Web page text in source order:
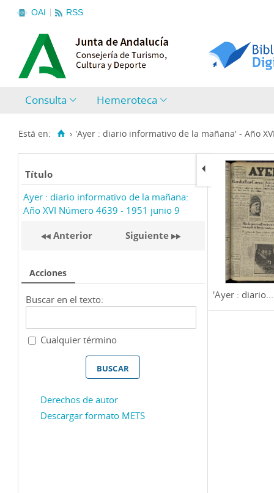
OAI RSS
Consulta Hemeroteca
Está en: › 'Ayer : diario informativo de la mañana' - Año
Título
Ayer : diario informativo de la mañana:
Año XVI Número 4639 - 1951 junio 9
Anterior Siguiente
Acciones
Buscar en el texto:
Cualquier término
Derechos de autor
Descargar formato METS
'Ayer : diario...